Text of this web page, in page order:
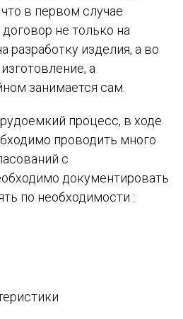
в первом случае
не только на
разработку изделия, а во
а
занимается сам.
процесс, в ходе
проводить много
с
документировать
по необходимости :